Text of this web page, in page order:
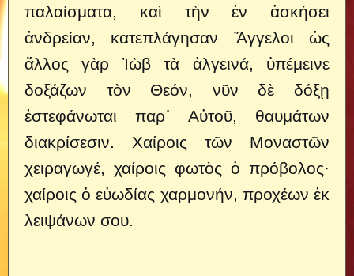
παλαίσματα, καὶ τὴν ἐν ἀσκήσει
ἀνδρείαν, κατεπλάγησαν Ἄγγελοι ὡς
ἄλλος γὰρ Ἰὼβ τὰ ἀλγεινά, ὑπέμεινε
δοξάζων τὸν Θεόν, νῦν δὲ δόξῃ
ἐστεφάνωται παρ᾽ Αὐτοῦ, θαυμάτων
διακρίσεσιν. Χαίροις τῶν Μοναστῶν
χειραγωγέ, χαίροις φωτὸς ὁ πρόβολος·
χαίροις ὁ εὐωδίας χαρμονήν, προχέων ἐκ
λειψάνων σου.